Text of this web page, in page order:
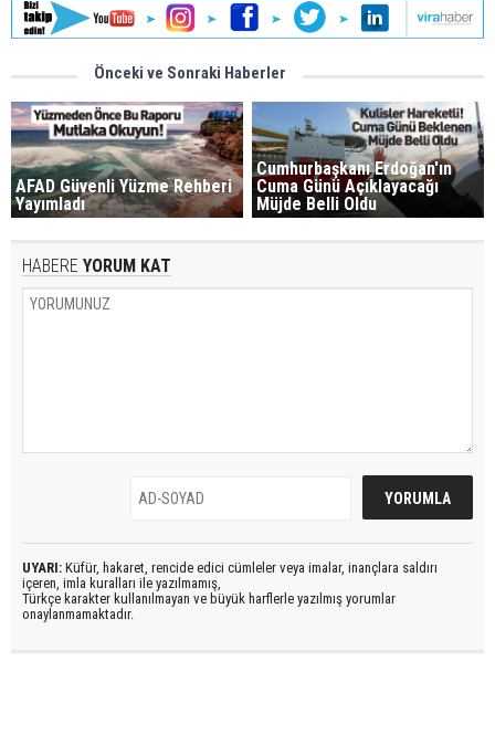
Önceki ve Sonraki Haberler
AFAD Güvenli Yüzme Rehberi
Yayımladı
Cumhurbaşkanı Erdoğan'ın
Cuma Günü Açıklayacağı
Müjde Belli Oldu
HABERE YORUM KAT
UYARI: Küfür, hakaret, rencide edici cümleler veya imalar, inançlara saldırı
içeren, imla kuralları ile yazılmamış,
Türkçe karakter kullanılmayan ve büyük harflerle yazılmış yorumlar
onaylanmamaktadır.